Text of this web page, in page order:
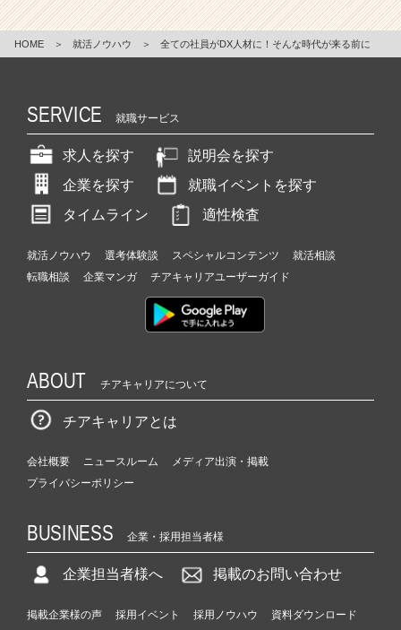
HOME ＞ 就活ノウハウ ＞ 全ての社員がDX人材に！そんな時代が来る前に
SERVICE 就職サービス
求人を探す
説明会を探す
企業を探す
就職イベントを探す
タイムライン
適性検査
就活ノウハウ 選考体験談 スペシャルコンテンツ
就活相談
転職相談
企業マンガ チアキャリアユーザーガイド
ABOUT チアキャリアについて
チアキャリアとは
会社概要 ニュースルーム
メディア出演・掲載
プライバシーポリシー
BUSINESS 企業・採用担当者様
企業担当者様へ 掲載のお問い合わせ
掲載企業様の声 採用イベント 採用ノウハウ 資料ダウンロード